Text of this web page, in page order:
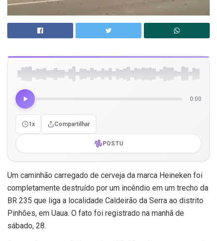
0:00
1x Compartilhar
POSTU
Um caminhão carregado de cerveja da marca Heineken foi
completamente destruído por um incêndio em um trecho da
BR 235 que liga a localidade Caldeirão da Serra ao distrito
Pinhões, em Uaua. O fato foi registrado na manhã de
sábado, 28.